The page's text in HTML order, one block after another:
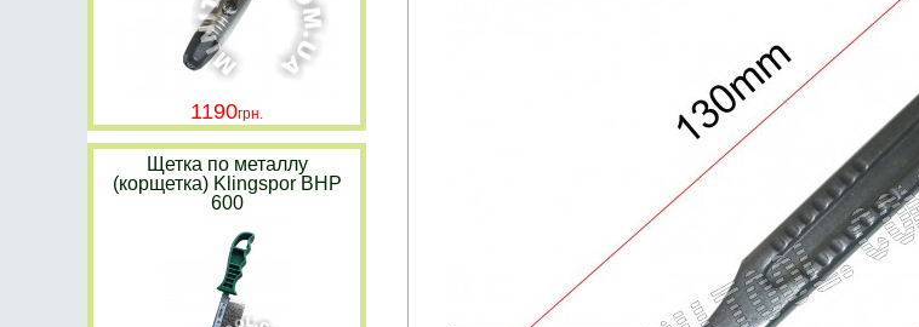
1190
Щетка по металлу
(корщетка) Klingspor BHP
600